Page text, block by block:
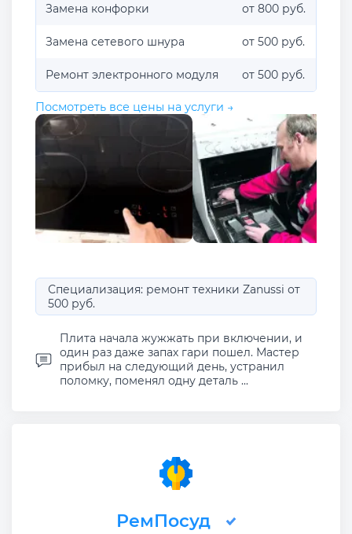
Замена конфорки от 800 руб.
Замена сетевого шнура от 500 руб.
Ремонт электронного модуля от 500 руб.
Посмотреть все цены на услуги →
Специализация: ремонт техники Zanussi от
500 руб.
Плита начала жужжать при включении, и
один раз даже запах гари пошел. Мастер
прибыл на следующий день, устранил
поломку, поменял одну деталь ...
РемПосуд